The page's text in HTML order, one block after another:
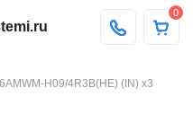
0
H09/4R3B(HE) (IN) x3